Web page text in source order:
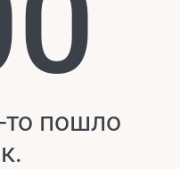
то пошло